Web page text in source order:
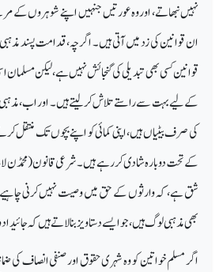
نہیں نبھاتے، اور وہ عورتیں جنہیں اپنے شوہروں کے
ان قوانین کی زد میں آتی ہیں۔ اگرچہ، قدامت پسند
قوانین کسی بھی تبدیلی کی گنجائش نہیں ہے، لیکن مسلمان
کے لیے بہت سے راستے تلاش کر لیتے ہیں۔ اور اب،
کی صرف بیٹیاں ہیں، اپنی کمائی کو اپنے بچوں تک
شق ہے، کہ وارثوں کے حق میں وصیت نہیں کرنی
بھی مذہبی لوگ ہیں، جو ایسے دستاویز بنا لاتے ہیں کہ
اگر مسلم خواتین کو وہ شہری حقوق اور صنفی انصاف